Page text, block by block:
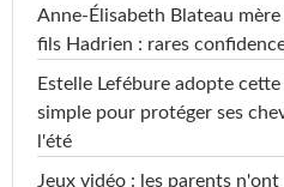
Anne-Élisabeth Blateau
fils Hadrien : rares
Estelle Lefébure adopte
simple pour protéger ses
l'été
Jeux vidéo : les parents